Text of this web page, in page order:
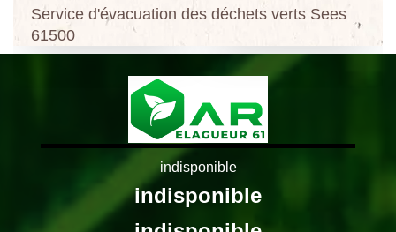
Service d'évacuation des déchets verts Sees
61500
indisponible
indisponible